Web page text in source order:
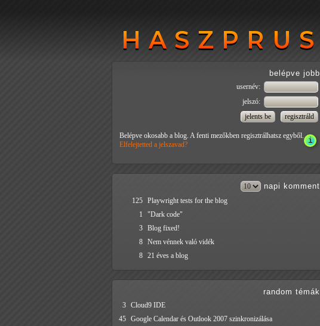
HASZPRUS
HASZPRUS
belépve jobb
usernév:
jelszó:
Belépve okosabb a blog. A fenti mezőkben regisztrálhatsz egyből.
Elfelejtetted a jelszavad?
napi komment
125 Playwright tests for the blog
1
"Dark code"
3 Blog fixed!
8 Nem vénnek való vidék
8 21 éves a blog
random témák
3 Cloud9 IDE
45 Google Calendar és Outlook 2007 szinkronizálása